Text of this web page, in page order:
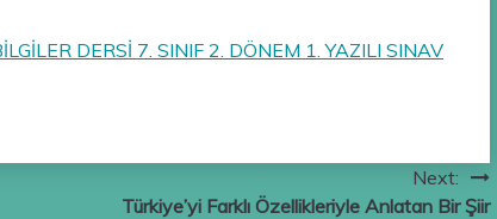
DERSİ 7. SINIF 2. DÖNEM 1. YAZILI SINAV
Next:
Türkiye’yi Farklı Özellikleriyle Anlatan Bir Şiir